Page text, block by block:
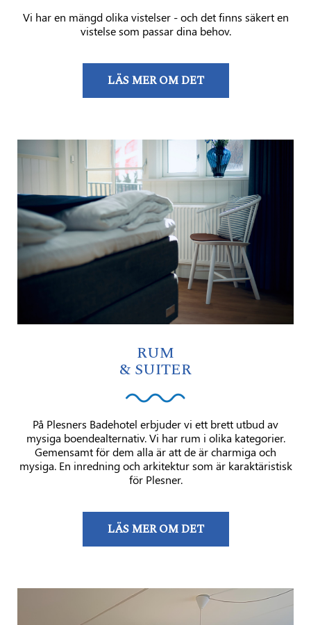
Vi har en mängd olika vistelser - och det finns säkert en
vistelse som passar dina behov.
LÄS MER OM DET
RUM
& SUITER
På Plesners Badehotel erbjuder vi ett brett utbud av
mysiga boendealternativ. Vi har rum i olika kategorier.
Gemensamt för dem alla är att de är charmiga och
mysiga. En inredning och arkitektur som är karaktäristisk
för Plesner.
LÄS MER OM DET